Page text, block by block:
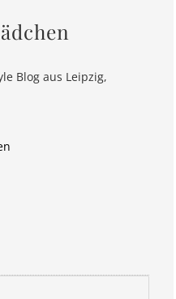
Blog aus Leipzig,